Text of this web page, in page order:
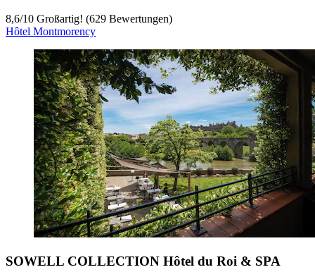
8,6/10 Großartig! (629 Bewertungen)
Hôtel Montmorency
SOWELL COLLECTION Hôtel du Roi & SPA